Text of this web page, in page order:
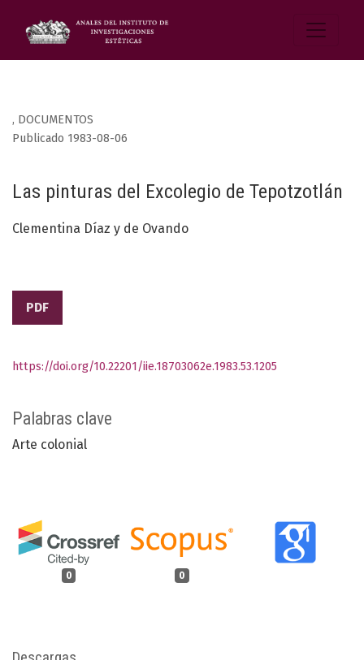
, DOCUMENTOS
Las pinturas del Excolegio de Tepotzotlán
Publicado 1983-08-06
Clementina Díaz y de Ovando
PDF
Palabras clave
Arte colonial
0 0
https://doi.org/10.22201/iie.18703062e.1983.53.1205